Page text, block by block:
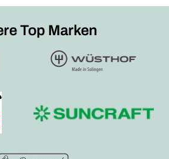
Top Marken